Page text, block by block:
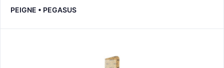
PEIGNE • PEGASUS